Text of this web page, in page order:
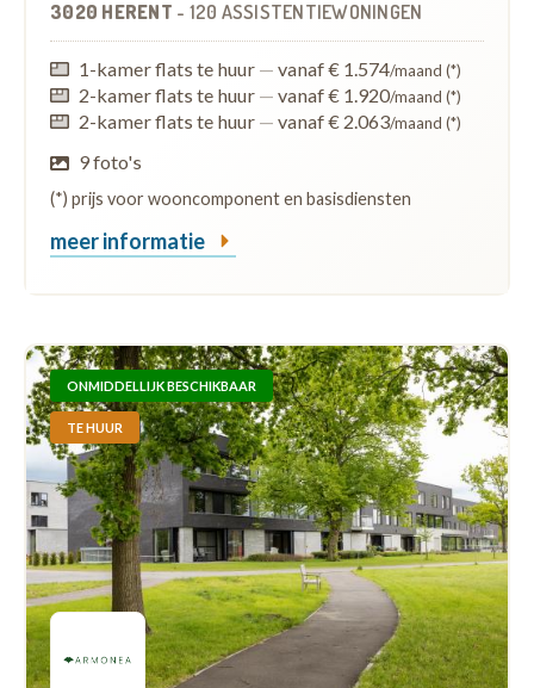
3020 HERENT - 120 ASSISTENTIEWONINGEN
1-kamer flats te huur — vanaf € 1.574/maand (*)
2-kamer flats te huur — vanaf € 1.920/maand (*)
2-kamer flats te huur — vanaf € 2.063/maand (*)
9 foto's
(*) prijs voor wooncomponent en basisdiensten
meer informatie
ONMIDDELLIJK BESCHIKBAAR
TE HUUR